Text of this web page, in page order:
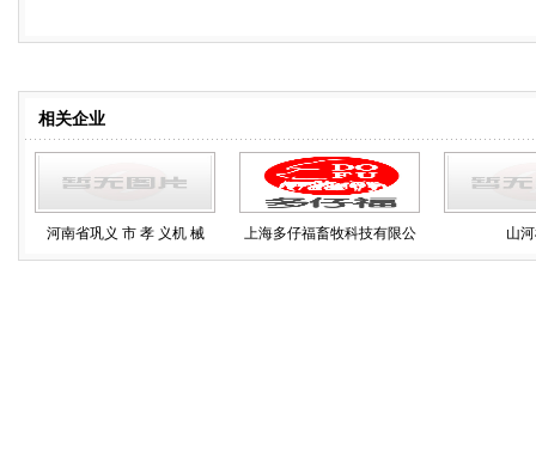
相关企业
河南省巩义 市 孝 义机 械 上海多仔福畜牧科技有限公 山